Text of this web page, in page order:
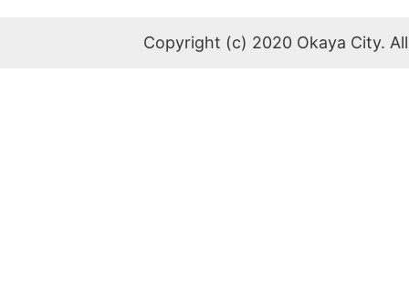
Copyright (c) 2020 Okaya City.